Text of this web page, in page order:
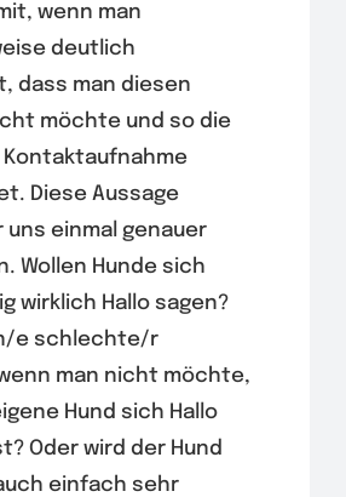
wenn man
deutlich
dass man diesen
möchte und so die
Kontaktaufnahme
Diese Aussage
uns einmal genauer
Wollen Hunde sich
wirklich Hallo sagen?
e schlechte/r
man nicht möchte,
Hund sich Hallo
Oder wird der Hund
einfach sehr